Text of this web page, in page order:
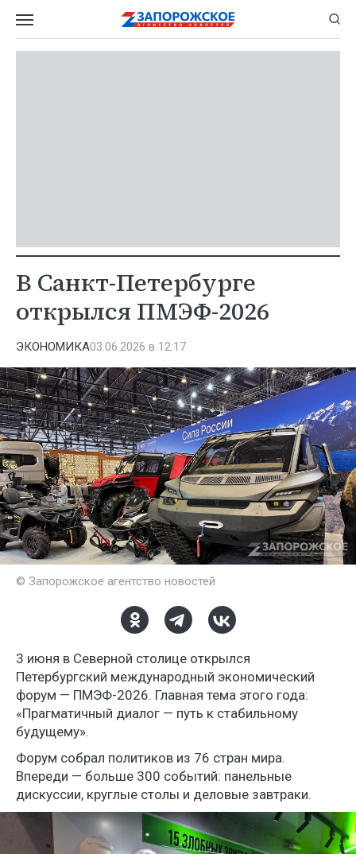
В Санкт-Петербурге
открылся ПМЭФ-2026
ЭКОНОМИКА03.06.2026 в 12:17
© Запорожское агентство новостей
3 июня в Северной столице открылся
Петербургский международный экономический
форум — ПМЭФ-2026. Главная тема этого года:
«Прагматичный диалог — путь к стабильному
будущему».
Форум собрал политиков из 76 стран мира.
Впереди — больше 300 событий: панельные
дискуссии, круглые столы и деловые завтраки.